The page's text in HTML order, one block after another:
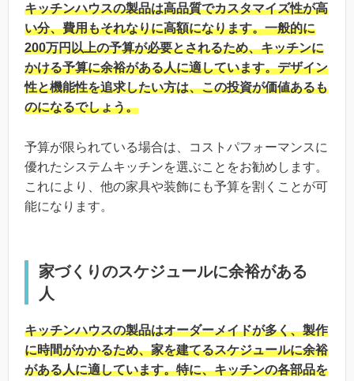
キッチンハウスの製品は高品質でカスタマイズ性が高
い分、費用もそれなりに高額になります。一般的に
200万円以上の予算が必要とされるため、キッチンに
かける予算に余裕がある人に適しています。デザイン
性と機能性を追求したい方は、この投資が価値あるも
のになるでしょう。
予算が限られている場合は、コストパフォーマンスに
優れたシステムキッチンを選ぶことをお勧めします。
これにより、他の家具や装飾にも予算を割くことが可
能になります。
家づくりのスケジュールに余裕がある
人
キッチンハウスの製品はオーダーメイドが多く、製作
に時間がかかるため、家を建てるスケジュールに余裕
がある人に適しています。特に、キッチンの各部品を